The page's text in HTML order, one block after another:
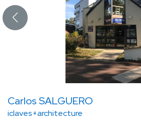
Carlos SALGUERO
iclaves+architecture